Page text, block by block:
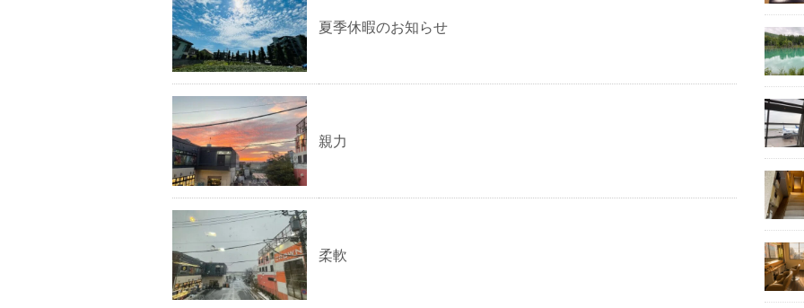
夏季休暇のお知らせ
親力
柔軟